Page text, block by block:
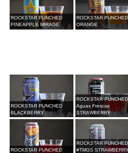
ROCKSTAR PUNCHED
PINEAPPLE MIRAGE
ROCKSTAR PUNCHED
ORANGE
ROCKSTAR PUNCHED
BLACKBERRY
ROCKSTAR PUNCHED
Aguas Frescas
STRAWBERRY
ROCKSTAR PUNCHED
ROCKSTAR PUNCHED
#TMGS